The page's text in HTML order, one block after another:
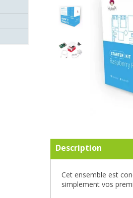
Description
Cet ensemble est
simplement vos